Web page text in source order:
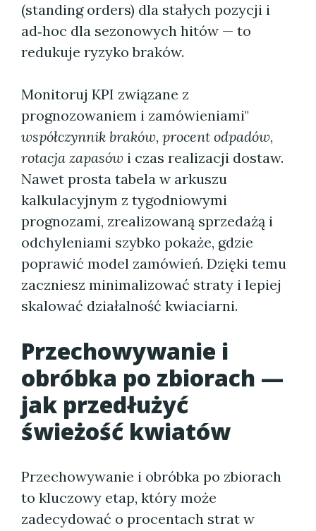
(standing orders) dla stałych pozycji i
ad‑hoc dla sezonowych hitów — to
redukuje ryzyko braków.
Monitoruj KPI związane z
prognozowaniem i zamówieniami"
współczynnik braków, procent odpadów,
rotacja zapasów i czas realizacji dostaw.
Nawet prosta tabela w arkuszu
kalkulacyjnym z tygodniowymi
prognozami, zrealizowaną sprzedażą i
odchyleniami szybko pokaże, gdzie
poprawić model zamówień. Dzięki temu
zaczniesz minimalizować straty i lepiej
skalować działalność kwiaciarni.
Przechowywanie i
obróbka po zbiorach —
jak przedłużyć
świeżość kwiatów
Przechowywanie i obróbka po zbiorach
to kluczowy etap, który może
zadecydować o procentach strat w